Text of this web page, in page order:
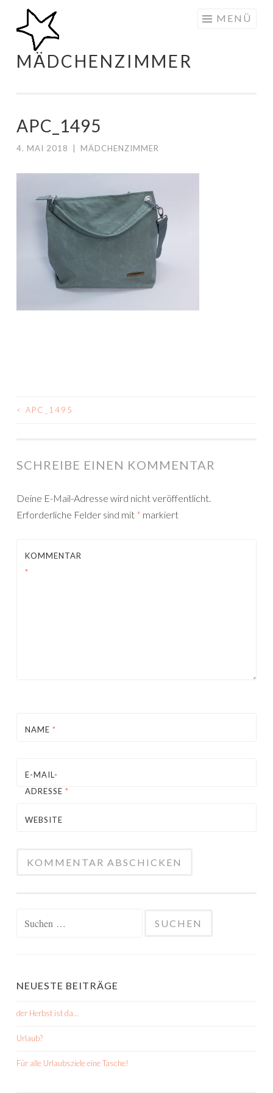
Zum
Inhalt
springen
MÄDCHENZIMMER
MENÜ
APC_1495
4. MAI 2018 MÄDCHENZIMMER
BEITRAGSNAVIGATION
< APC_1495
SCHREIBE EINEN KOMMENTAR
Deine E-Mail-Adresse wird nicht veröffentlicht.
Erforderliche Felder sind mit * markiert
KOMMENTAR
*
NAME *
E-MAIL-
ADRESSE *
WEBSITE
NEUESTE BEITRÄGE
der Herbst ist da…
Urlaub?
Für alle Urlaubsziele eine Tasche!